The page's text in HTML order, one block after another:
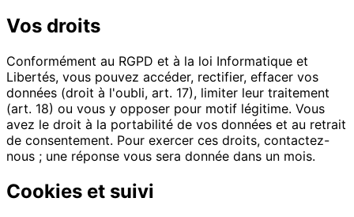
Vos droits
Conformément au RGPD et à la loi Informatique et
Libertés, vous pouvez accéder, rectifier, effacer vos
données (droit à l'oubli, art. 17), limiter leur traitement
(art. 18) ou vous y opposer pour motif légitime. Vous
avez le droit à la portabilité de vos données et au retrait
de consentement. Pour exercer ces droits, contactez-
nous ; une réponse vous sera donnée dans un mois.
Cookies et suivi